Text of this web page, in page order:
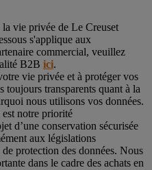
vie privée de Le Creuset
s'applique aux
commercial, veuillez
B2B ici.
vie privée et à protéger vos
toujours transparents quant à la
nous utilisons vos données.
est notre priorité
d’une conservation sécurisée
aux législations
protection des données. Nous
dans le cadre des achats en